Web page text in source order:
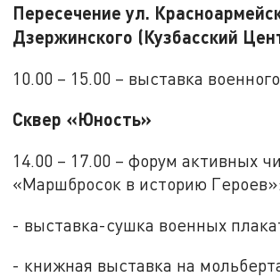
Пересечение ул.
Дзержинского (Кузбасский
10.00 – 15.00 – выставка
Сквер «Юность»
14.00 – 17.00 – форум активных
«Маршбросок в историю
- выставка-сушка военных
- книжная выставка на